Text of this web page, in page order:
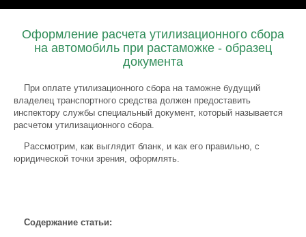
Оформление расчета утилизационного сбора
на автомобиль при растаможке - образец
документа
При оплате утилизационного сбора на таможне будущий
владелец транспортного средства должен предоставить
инспектору службы специальный документ, который называется
расчетом утилизационного сбора.
Рассмотрим, как выглядит бланк, и как его правильно, с
юридической точки зрения, оформлять.
Содержание статьи: